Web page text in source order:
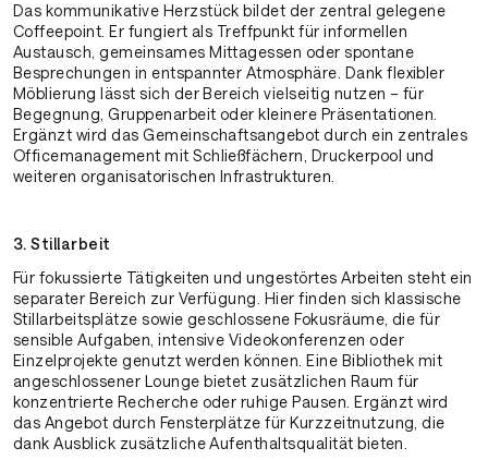
Das kommunikative Herzstück bildet der zentral gelegene
Coffeepoint. Er fungiert als Treffpunkt für informellen
Austausch, gemeinsames Mittagessen oder spontane
Besprechungen in entspannter Atmosphäre. Dank flexibler
Möblierung lässt sich der Bereich vielseitig nutzen – für
Begegnung, Gruppenarbeit oder kleinere Präsentationen.
Ergänzt wird das Gemeinschaftsangebot durch ein zentrales
Officemanagement mit Schließfächern, Druckerpool und
weiteren organisatorischen Infrastrukturen.
3. Stillarbeit
Für fokussierte Tätigkeiten und ungestörtes Arbeiten steht ein
separater Bereich zur Verfügung. Hier finden sich klassische
Stillarbeitsplätze sowie geschlossene Fokusräume, die für
sensible Aufgaben, intensive Videokonferenzen oder
Einzelprojekte genutzt werden können. Eine Bibliothek mit
angeschlossener Lounge bietet zusätzlichen Raum für
konzentrierte Recherche oder ruhige Pausen. Ergänzt wird
das Angebot durch Fensterplätze für Kurzzeitnutzung, die
dank Ausblick zusätzliche Aufenthaltsqualität bieten.